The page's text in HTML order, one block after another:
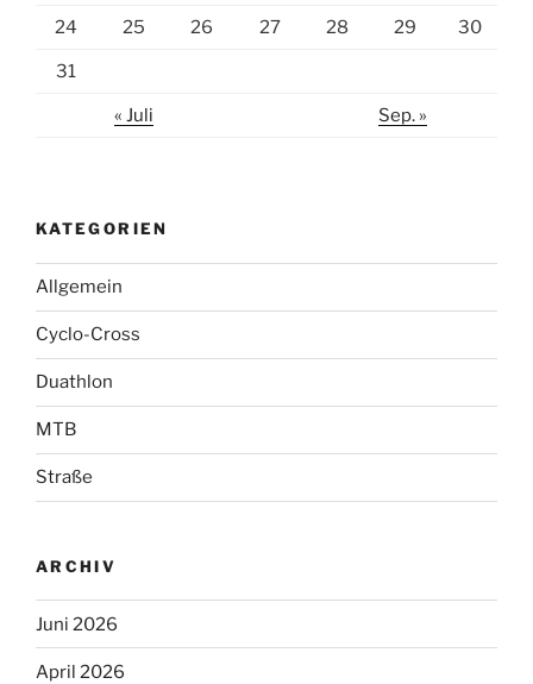
24 25 26 27 28 29 30
31
« Juli Sep. »
KATEGORIEN
Allgemein
Cyclo-Cross
Duathlon
MTB
Straße
ARCHIV
Juni 2026
April 2026